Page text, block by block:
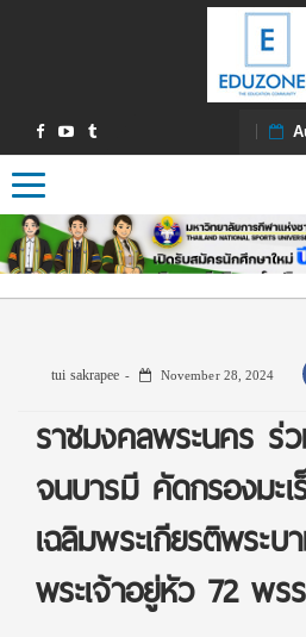
Toggle navigation
tui sakrapee November 28, 2024
ราชมงคลพระนคร
จนบารมี คัดกรองมะเ
เฉลิมพระเกียรติพระบ
พระเจ้าอยู่หัว 72 พร